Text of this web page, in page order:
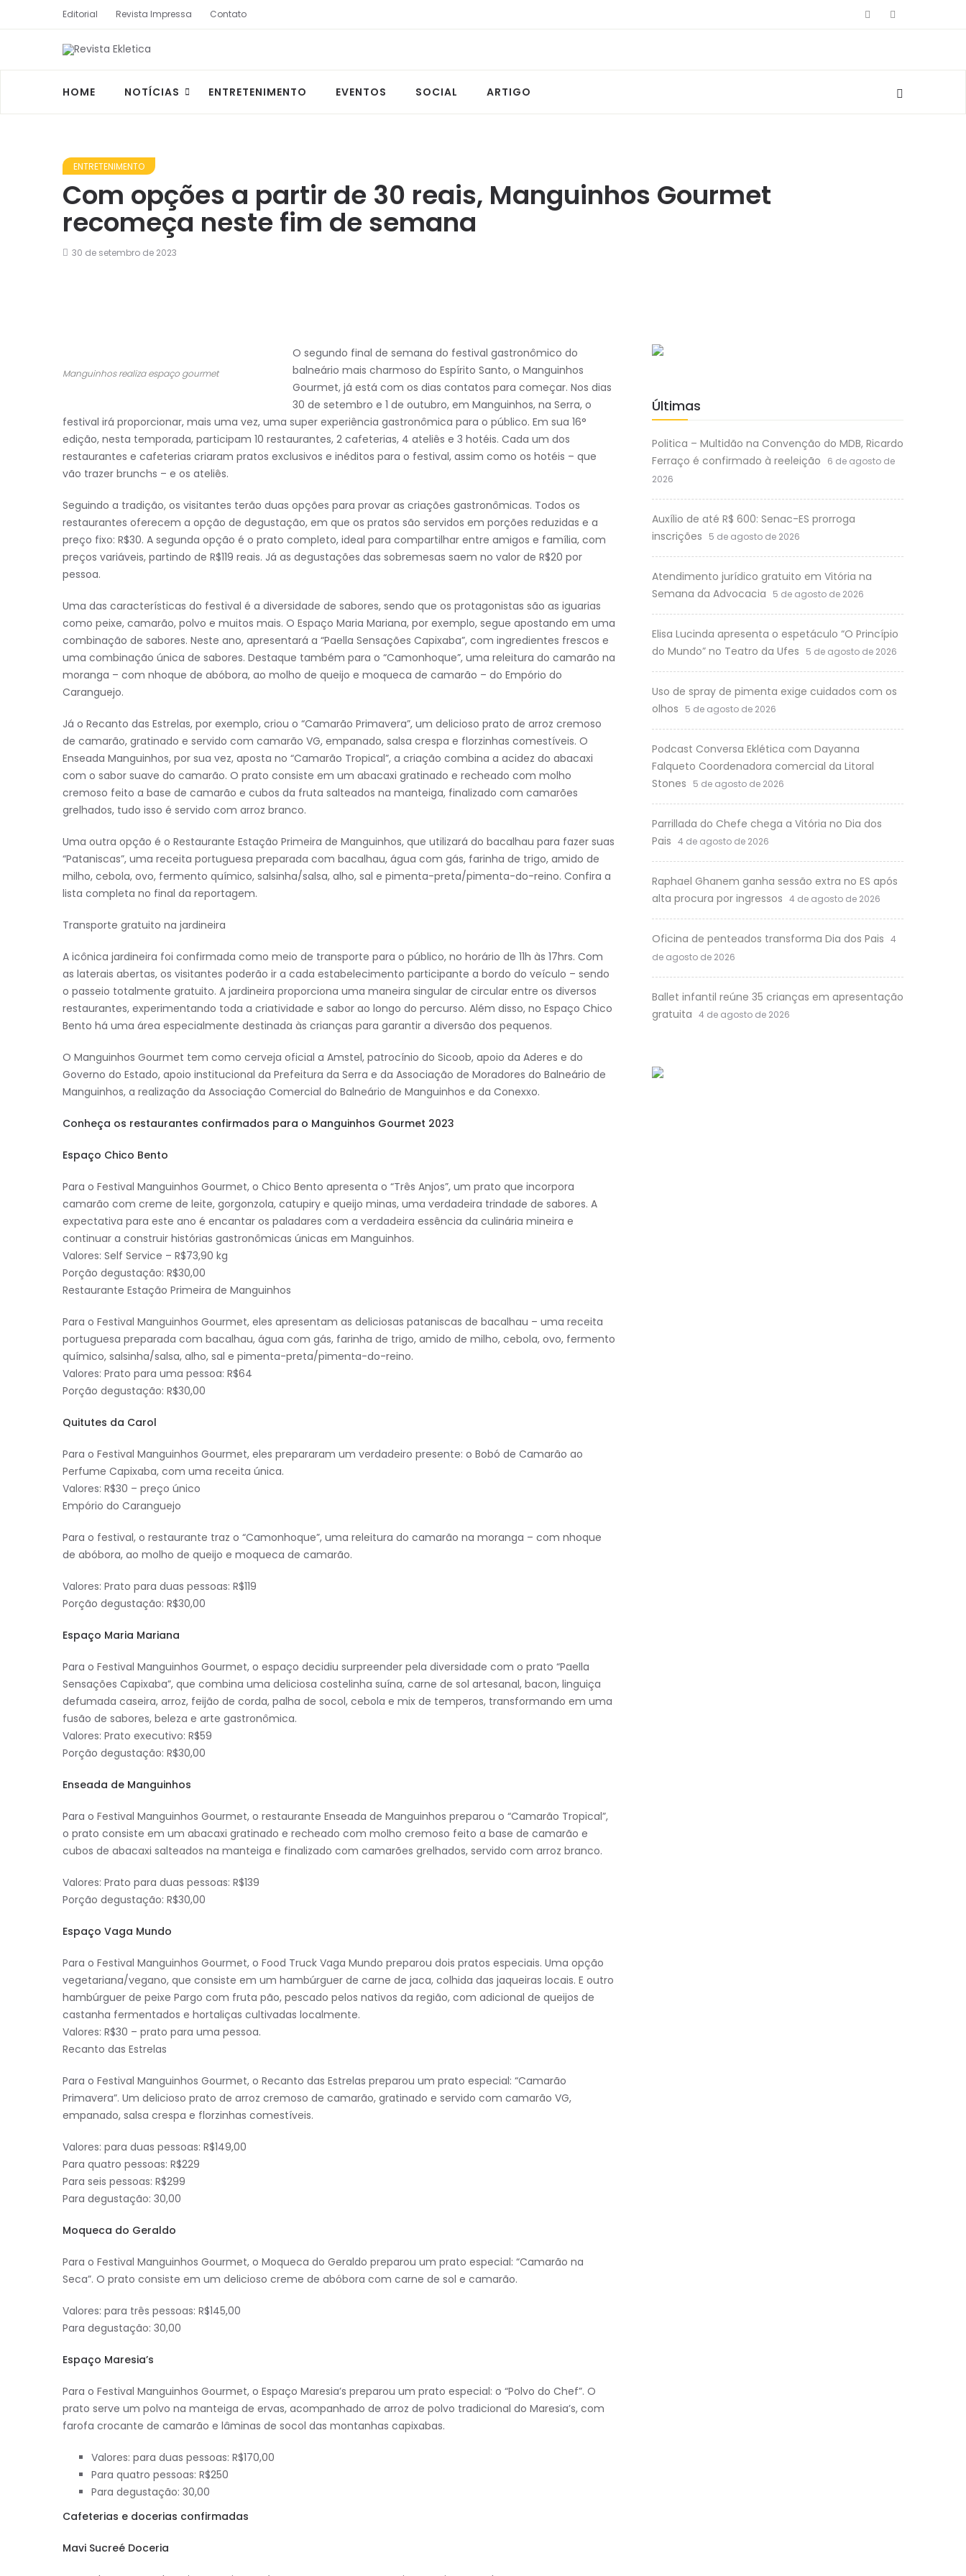
Editorial Revista Impressa Contato
HOME NOTÍCIAS ENTRETENIMENTO EVENTOS SOCIAL ARTIGO
ENTRETENIMENTO
Com opções a partir de 30 reais, Manguinhos Gourmet
recomeça neste fim de semana
30 de setembro de 2023
Manguinhos realiza espaço gourmet
O segundo final de semana do festival gastronômico do
balneário mais charmoso do Espírito Santo, o Manguinhos
Gourmet, já está com os dias contatos para começar. Nos dias
30 de setembro e 1 de outubro, em Manguinhos, na Serra, o
festival irá proporcionar, mais uma vez, uma super experiência gastronômica para o público. Em sua 16°
edição, nesta temporada, participam 10 restaurantes, 2 cafeterias, 4 ateliês e 3 hotéis. Cada um dos
restaurantes e cafeterias criaram pratos exclusivos e inéditos para o festival, assim como os hotéis – que
vão trazer brunchs – e os ateliês.
Seguindo a tradição, os visitantes terão duas opções para provar as criações gastronômicas. Todos os
restaurantes oferecem a opção de degustação, em que os pratos são servidos em porções reduzidas e a
preço fixo: R$30. A segunda opção é o prato completo, ideal para compartilhar entre amigos e família, com
preços variáveis, partindo de R$119 reais. Já as degustações das sobremesas saem no valor de R$20 por
pessoa.
Uma das características do festival é a diversidade de sabores, sendo que os protagonistas são as iguarias
como peixe, camarão, polvo e muitos mais. O Espaço Maria Mariana, por exemplo, segue apostando em uma
combinação de sabores. Neste ano, apresentará a “Paella Sensações Capixaba”, com ingredientes frescos e
uma combinação única de sabores. Destaque também para o “Camonhoque”, uma releitura do camarão na
moranga – com nhoque de abóbora, ao molho de queijo e moqueca de camarão – do Empório do
Caranguejo.
Já o Recanto das Estrelas, por exemplo, criou o “Camarão Primavera”, um delicioso prato de arroz cremoso
de camarão, gratinado e servido com camarão VG, empanado, salsa crespa e florzinhas comestíveis. O
Enseada Manguinhos, por sua vez, aposta no “Camarão Tropical”, a criação combina a acidez do abacaxi
com o sabor suave do camarão. O prato consiste em um abacaxi gratinado e recheado com molho
cremoso feito a base de camarão e cubos da fruta salteados na manteiga, finalizado com camarões
grelhados, tudo isso é servido com arroz branco.
Uma outra opção é o Restaurante Estação Primeira de Manguinhos, que utilizará do bacalhau para fazer suas
“Pataniscas”, uma receita portuguesa preparada com bacalhau, água com gás, farinha de trigo, amido de
milho, cebola, ovo, fermento químico, salsinha/salsa, alho, sal e pimenta-preta/pimenta-do-reino. Confira a
lista completa no final da reportagem.
Transporte gratuito na jardineira
A icônica jardineira foi confirmada como meio de transporte para o público, no horário de 11h às 17hrs. Com
as laterais abertas, os visitantes poderão ir a cada estabelecimento participante a bordo do veículo – sendo
o passeio totalmente gratuito. A jardineira proporciona uma maneira singular de circular entre os diversos
restaurantes, experimentando toda a criatividade e sabor ao longo do percurso. Além disso, no Espaço Chico
Bento há uma área especialmente destinada às crianças para garantir a diversão dos pequenos.
O Manguinhos Gourmet tem como cerveja oficial a Amstel, patrocínio do Sicoob, apoio da Aderes e do
Governo do Estado, apoio institucional da Prefeitura da Serra e da Associação de Moradores do Balneário de
Manguinhos, a realização da Associação Comercial do Balneário de Manguinhos e da Conexxo.
Conheça os restaurantes confirmados para o Manguinhos Gourmet 2023
Espaço Chico Bento
Para o Festival Manguinhos Gourmet, o Chico Bento apresenta o “Três Anjos”, um prato que incorpora
camarão com creme de leite, gorgonzola, catupiry e queijo minas, uma verdadeira trindade de sabores. A
expectativa para este ano é encantar os paladares com a verdadeira essência da culinária mineira e
continuar a construir histórias gastronômicas únicas em Manguinhos.
Valores: Self Service – R$73,90 kg
Porção degustação: R$30,00
Restaurante Estação Primeira de Manguinhos
Para o Festival Manguinhos Gourmet, eles apresentam as deliciosas pataniscas de bacalhau – uma receita
portuguesa preparada com bacalhau, água com gás, farinha de trigo, amido de milho, cebola, ovo, fermento
químico, salsinha/salsa, alho, sal e pimenta-preta/pimenta-do-reino.
Valores: Prato para uma pessoa: R$64
Porção degustação: R$30,00
Quitutes da Carol
Para o Festival Manguinhos Gourmet, eles prepararam um verdadeiro presente: o Bobó de Camarão ao
Perfume Capixaba, com uma receita única.
Valores: R$30 – preço único
Empório do Caranguejo
Para o festival, o restaurante traz o “Camonhoque”, uma releitura do camarão na moranga – com nhoque
de abóbora, ao molho de queijo e moqueca de camarão.
Valores: Prato para duas pessoas: R$119
Porção degustação: R$30,00
Espaço Maria Mariana
Para o Festival Manguinhos Gourmet, o espaço decidiu surpreender pela diversidade com o prato “Paella
Sensações Capixaba”, que combina uma deliciosa costelinha suína, carne de sol artesanal, bacon, linguiça
defumada caseira, arroz, feijão de corda, palha de socol, cebola e mix de temperos, transformando em uma
fusão de sabores, beleza e arte gastronômica.
Valores: Prato executivo: R$59
Porção degustação: R$30,00
Enseada de Manguinhos
Para o Festival Manguinhos Gourmet, o restaurante Enseada de Manguinhos preparou o “Camarão Tropical”,
o prato consiste em um abacaxi gratinado e recheado com molho cremoso feito a base de camarão e
cubos de abacaxi salteados na manteiga e finalizado com camarões grelhados, servido com arroz branco.
Valores: Prato para duas pessoas: R$139
Porção degustação: R$30,00
Espaço Vaga Mundo
Para o Festival Manguinhos Gourmet, o Food Truck Vaga Mundo preparou dois pratos especiais. Uma opção
vegetariana/vegano, que consiste em um hambúrguer de carne de jaca, colhida das jaqueiras locais. E outro
hambúrguer de peixe Pargo com fruta pão, pescado pelos nativos da região, com adicional de queijos de
castanha fermentados e hortaliças cultivadas localmente.
Valores: R$30 – prato para uma pessoa.
Recanto das Estrelas
Para o Festival Manguinhos Gourmet, o Recanto das Estrelas preparou um prato especial: “Camarão
Primavera”. Um delicioso prato de arroz cremoso de camarão, gratinado e servido com camarão VG,
empanado, salsa crespa e florzinhas comestíveis.
Valores: para duas pessoas: R$149,00
Para quatro pessoas: R$229
Para seis pessoas: R$299
Para degustação: 30,00
Moqueca do Geraldo
Para o Festival Manguinhos Gourmet, o Moqueca do Geraldo preparou um prato especial: “Camarão na
Seca”. O prato consiste em um delicioso creme de abóbora com carne de sol e camarão.
Valores: para três pessoas: R$145,00
Para degustação: 30,00
Espaço Maresia’s
Para o Festival Manguinhos Gourmet, o Espaço Maresia’s preparou um prato especial: o “Polvo do Chef”. O
prato serve um polvo na manteiga de ervas, acompanhado de arroz de polvo tradicional do Maresia’s, com
farofa crocante de camarão e lâminas de socol das montanhas capixabas.
Valores: para duas pessoas: R$170,00
Para quatro pessoas: R$250
Para degustação: 30,00
Cafeterias e docerias confirmadas
Mavi Sucreé Doceria
Últimas
Politica – Multidão na Convenção do MDB, Ricardo
Ferraço é confirmado à reeleição
6 de agosto de
2026
Auxílio de até R$ 600: Senac-ES prorroga
inscrições
5 de agosto de 2026
Atendimento jurídico gratuito em Vitória na
Semana da Advocacia
5 de agosto de 2026
Elisa Lucinda apresenta o espetáculo “O Princípio
do Mundo” no Teatro da Ufes
5 de agosto de 2026
Uso de spray de pimenta exige cuidados com os
olhos
5 de agosto de 2026
Podcast Conversa Eklética com Dayanna
Falqueto Coordenadora comercial da Litoral
Stones
5 de agosto de 2026
Parrillada do Chefe chega a Vitória no Dia dos
Pais 4 de agosto de 2026
Raphael Ghanem ganha sessão extra no ES após
alta procura por ingressos 4 de agosto de 2026
Oficina de penteados transforma Dia dos Pais 4
de agosto de 2026
Ballet infantil reúne 35 crianças em apresentação
gratuita 4 de agosto de 2026